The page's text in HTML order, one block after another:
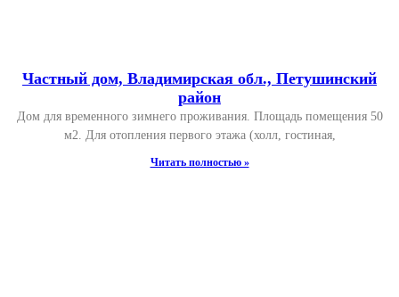
Частный дом, Владимирская обл., Петушинский
район
Дом для временного зимнего проживания. Площадь помещения 50
м2. Для отопления первого этажа (холл, гостиная,
Читать полностью »